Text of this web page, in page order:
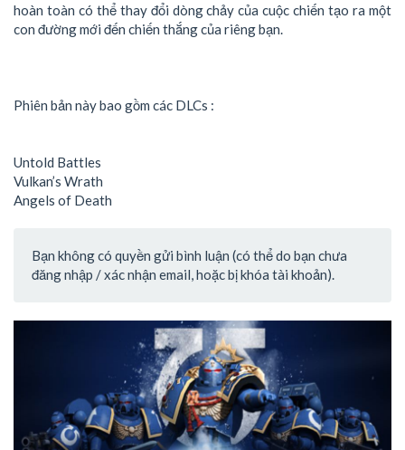
hoàn toàn có thể thay đổi dòng chảy của cuộc chiến tạo ra một
con đường mới đến chiến thắng của riêng bạn.
Phiên bản này bao gồm các DLCs :
Untold Battles
Vulkan’s Wrath
Angels of Death
Bạn không có quyền gửi bình luận (có thể do bạn chưa
đăng nhập / xác nhận email, hoặc bị khóa tài khoản).